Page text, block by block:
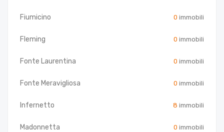
Fiumicino 0 immobili
Fleming 0 immobili
Fonte Laurentina 0 immobili
Fonte Meravigliosa 0 immobili
Infernetto 8 immobili
Madonnetta 0 immobili